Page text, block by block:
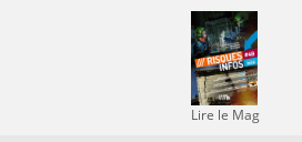
Lire le Mag